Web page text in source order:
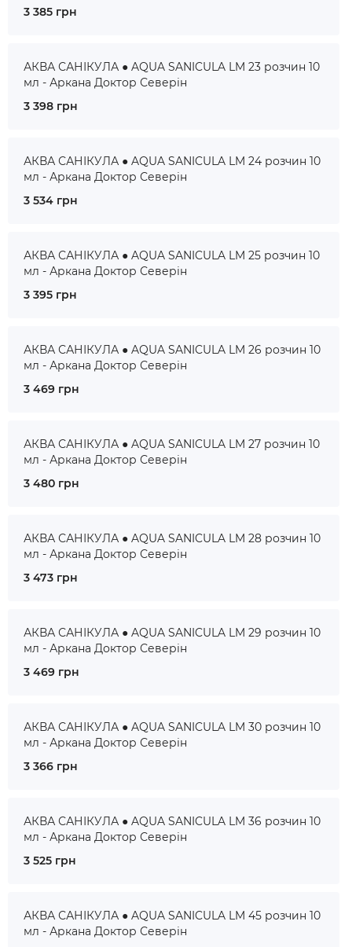
3 385 грн
АКВА САНІКУЛА ● AQUA SANICULA LM 23 розчин 10
мл - Аркана Доктор Северін
3 398 грн
АКВА САНІКУЛА ● AQUA SANICULA LM 24 розчин 10
мл - Аркана Доктор Северін
3 534 грн
АКВА САНІКУЛА ● AQUA SANICULA LM 25 розчин 10
мл - Аркана Доктор Северін
3 395 грн
АКВА САНІКУЛА ● AQUA SANICULA LM 26 розчин 10
мл - Аркана Доктор Северін
3 469 грн
АКВА САНІКУЛА ● AQUA SANICULA LM 27 розчин 10
мл - Аркана Доктор Северін
3 480 грн
АКВА САНІКУЛА ● AQUA SANICULA LM 28 розчин 10
мл - Аркана Доктор Северін
3 473 грн
АКВА САНІКУЛА ● AQUA SANICULA LM 29 розчин 10
мл - Аркана Доктор Северін
3 469 грн
АКВА САНІКУЛА ● AQUA SANICULA LM 30 розчин 10
мл - Аркана Доктор Северін
3 366 грн
АКВА САНІКУЛА ● AQUA SANICULA LM 36 розчин 10
мл - Аркана Доктор Северін
3 525 грн
АКВА САНІКУЛА ● AQUA SANICULA LM 45 розчин 10
мл - Аркана Доктор Северін